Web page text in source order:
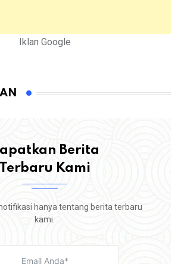
Iklan Google
Berita
Terbaru Kami
hanya tentang berita terbaru
kami.